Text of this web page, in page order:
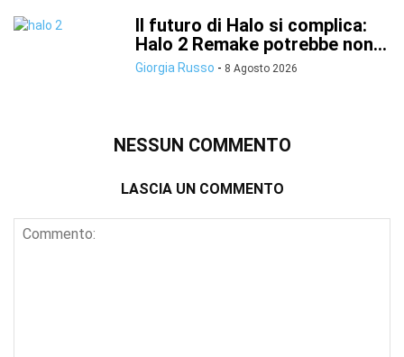
Il futuro di Halo si complica:
Halo 2 Remake potrebbe non...
Giorgia Russo - 8 Agosto 2026
NESSUN COMMENTO
LASCIA UN COMMENTO